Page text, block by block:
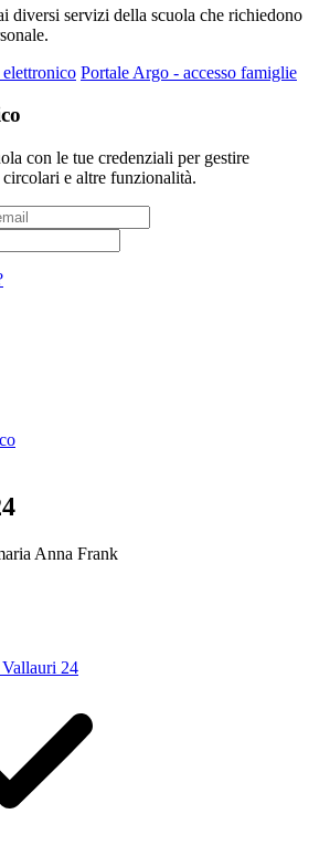
diversi servizi della scuola che richiedono
Portale Argo - accesso famiglie
con le tue credenziali per gestire
e altre funzionalità.
Anna Frank
24